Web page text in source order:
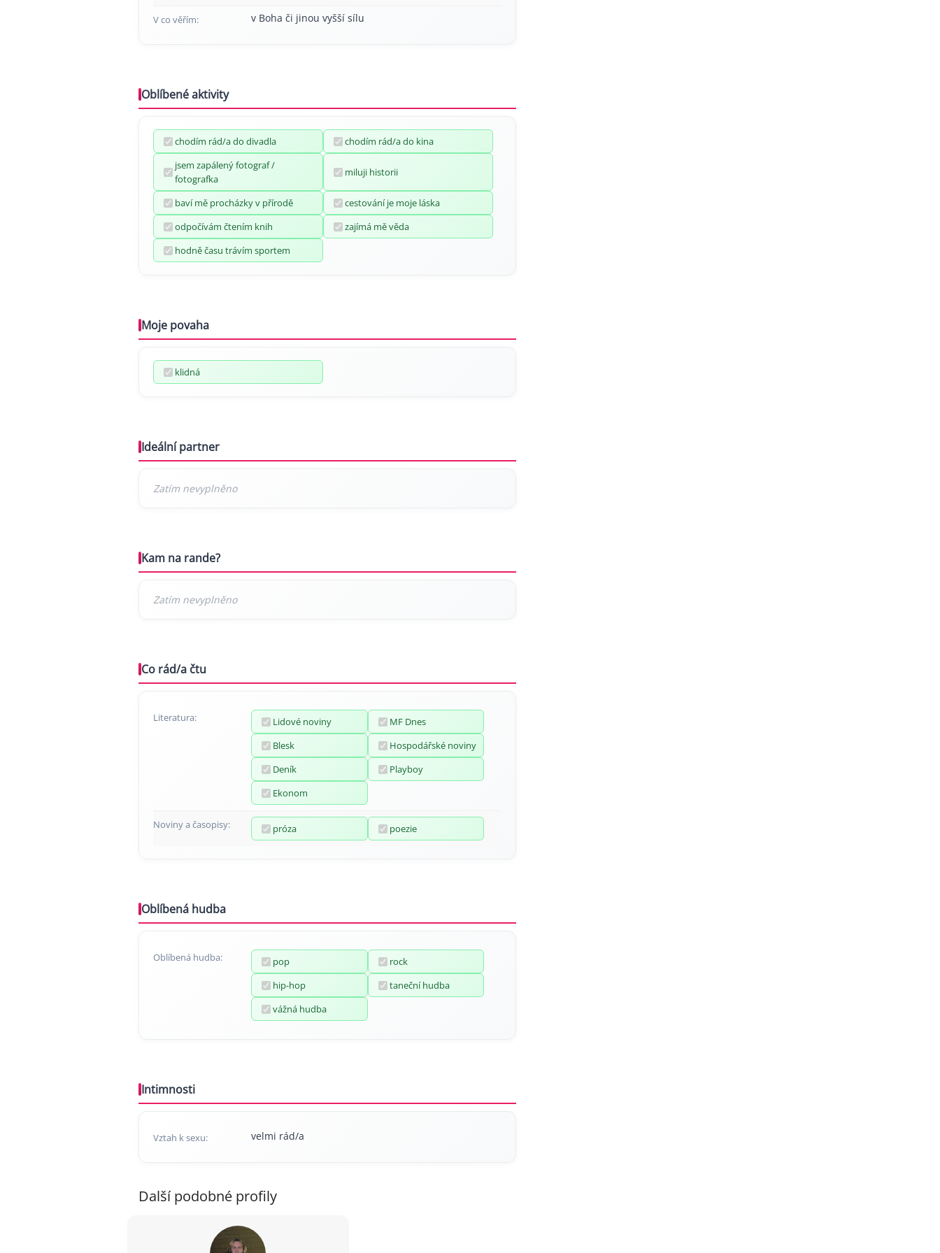
V co věřím: v Boha či jinou vyšší sílu
Oblíbené aktivity
chodím rád/a do divadla
chodím rád/a do kina
jsem zapálený fotograf /
fotografka
miluji historii
baví mě procházky v přírodě
cestování je moje láska
odpočívám čtením knih
zajímá mě věda
hodně času trávím sportem
Moje povaha
klidná
Ideální partner
Kam na rande?
Co rád/a čtu
Literatura: Lidové noviny
MF Dnes
Blesk
Hospodářské noviny
Deník
Playboy
Ekonom
Noviny a časopisy: próza poezie
Oblíbená hudba
Oblíbená hudba: pop
rock
hip-hop
taneční hudba
vážná hudba
Intimnosti
Vztah k sexu: velmi rád/a
Další podobné profily